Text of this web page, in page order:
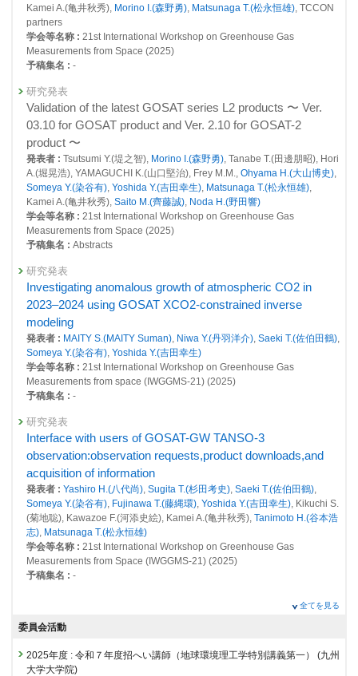
掲載誌 :Atmospheric Measurement Techniques, 16:1477-1501 (2023)
査読付き 原著論文
Quality Evaluation of the Column-Averaged Dry Air Mole
Fractions of Carbon Dioxide and Methane Observed by
GOSAT and GOSAT-2
発表者 :Yoshida Y.(吉田幸生),Someya Y.(染谷有) ,Ohyama H.(大山博史)
Morino I.(森野勇), Matsunaga T.(松永恒雄) , Deutscher N.M., Griffith
D.W.T. , Hase F., Iraci L.T., Kivi R., Notholt J., Pollard D.F., TeY., Velazco
V.A., Wunch D.
掲載誌 : Scientific Online Letters on the Atmosphere, 19:173-184 (2023)
総説・解説
Greenhouse gases Observing SATellite 2 (GOSAT-2):
mission overview
発表者 :Imasu R.,Matsunaga T.(松永恒雄)
Someya Y.(染谷有)
K., Uchino O.(内野修), Maksyutov S.(Shamil Maksyutov), Takagi H.(高木
宏志), Ishida H., Nakajima T.Y., Nakajima T., Shi C.
掲載誌 :Progress in Earth and Planetary Science, 10(1):33 (2023)
査読付き 原著論文
Atmospheric ammonia retrieval from the TANSO-
FTS/GOSAT thermal infrared sounder
発表者 :Someya Y.(染谷 有), Imasu R., Shiomi K., Saitoh N.
掲載誌 :Atmospheric Measurement Techniques, 13:309-320 (2020)
査読付き 原著論文
Large increase in atmospheric methane over West Siberian
wetlands during summer detected from space
発表者 :Someya Y.(染谷有),Yoshida Y.(吉田幸生)
Maksyutov)
掲載誌 : Scientific Online Letters on the Atmosphere, 16:157-161 (2020)
査読付き 原著論文
Evaluating Radiometric Responsivity Degradations of
TANSO-FTS/GOSAT Using Principal Component Analysis
発表者 :Someya Y.(染谷有)
Dust Aerosol Detection by the Modified CO2 Slicing Method
発表者 :Someya Y.(染谷 有)
Kamei A.(亀井秋秀), Morino I.(森野勇), Matsunaga T.(松永恒雄), TCCON
partners
学会等名称 : 21st International Workshop on Greenhouse Gas
Measurements from Space (2025)
予稿集名 : -
研究発表
Validation of the latest GOSAT series L2 products 〜 Ver.
03.10 for GOSAT product and Ver. 2.10 for GOSAT-2
product 〜
発表者 : Tsutsumi Y.(堤之智), Morino I.(森野勇), Tanabe T.(田邊朋昭), Hori
A.(堀晃浩), YAMAGUCHI K.(山口堅治), Frey M.M., Ohyama H.(大山博史),
Someya Y.(染谷有), Yoshida Y.(吉田幸生), Matsunaga T.(松永恒雄),
Kamei A.(亀井秋秀), Saito M.(齊藤誠), Noda H.(野田響)
学会等名称 : 21st International Workshop on Greenhouse Gas
Measurements from Space (2025)
予稿集名 : Abstracts
研究発表
Investigating anomalous growth of atmospheric CO2 in
2023–2024 using GOSAT XCO2-constrained inverse
modeling
発表者 : MAITY S.(MAITY Suman), Niwa Y.(丹羽洋介), Saeki T.(佐伯田鶴),
Someya Y.(染谷有), Yoshida Y.(吉田幸生)
学会等名称 : 21st International Workshop on Greenhouse Gas
Measurements from space (IWGGMS-21) (2025)
予稿集名 : -
研究発表
Interface with users of GOSAT-GW TANSO-3
observation:observation requests,product downloads,and
acquisition of information
発表者 : Yashiro H.(八代尚), Sugita T.(杉田考史), Saeki T.(佐伯田鶴),
Someya Y.(染谷有), Fujinawa T.(藤縄環), Yoshida Y.(吉田幸生), Kikuchi S.
(菊地聡), Kawazoe F.(河添史絵), Kamei A.(亀井秋秀), Tanimoto H.(谷本浩
志), Matsunaga T.(松永恒雄)
学会等名称 : 21st International Workshop on Greenhouse Gas
Measurements from Space (IWGGMS-21) (2025)
予稿集名 : -
GOSAT for carbon cycle analysis improvement
発表者 :MAITY S.(MAITY Suman) Niwa Y.(丹羽洋介),Saeki T.(佐伯田鶴),
Someya Y.(染谷有)
全てを見る
委員会活動
2025年度 : 令和７年度招へい講師（地球環境理工学特別講義第一）
(九州
大学大学院)